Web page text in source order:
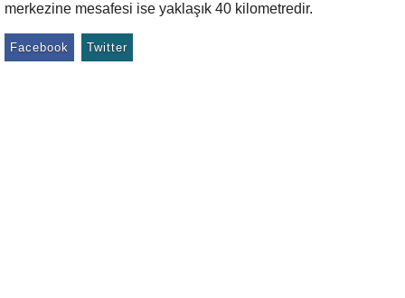
merkezine mesafesi ise yaklaşık 40 kilometredir.
Facebook Twitter